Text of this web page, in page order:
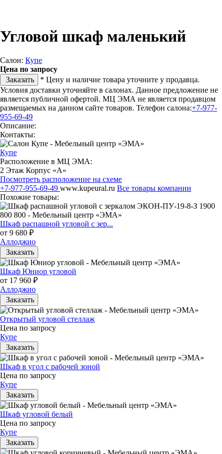
Угловой шкаф маленький
Салон: Купе
Цена по запросу
Заказать
* Цену и наличие товара уточните у продавца.
Условия доставки уточняйте в салонах. Данное предложение не
является публичной офертой. МЦ ЭМА не является продавцом
размещаемых на данном сайте товаров. Телефон салона:+7-977-
955-69-49
Описание:
Контакты:
Купе
Расположение в МЦ ЭМА:
2 Этаж Корпус «А»
Посмотреть расположение на схеме
+7-977-955-69-49 www.kupeural.ru Все товары компании
Похожие товары:
Шкаф распашной угловой с зер...
от 9 680 ₽
Аллоджио
Заказать
Шкаф Юниор угловой
от 17 960 ₽
Аллоджио
Заказать
Открытый угловой стеллаж
Цена по запросу
Купе
Заказать
Шкаф в угол с рабочей зоной
Цена по запросу
Купе
Заказать
Шкаф угловой белый
Цена по запросу
Купе
Заказать